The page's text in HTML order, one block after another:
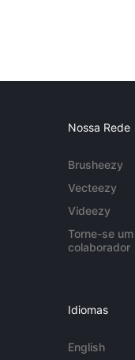
Nossa Rede
Brusheezy
Vecteezy
Videezy
Torne-se um
colaborador
Idiomas
English